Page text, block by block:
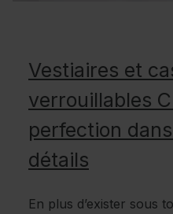
Vestiaires et
verrouillables C
perfection
détails
En plus d’exister sous